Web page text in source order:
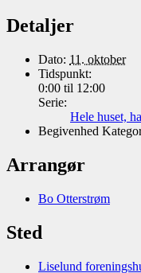
Detaljer
Dato: 11. oktober
Tidspunkt:
0:00 til 12:00
Serie:
Hele huset,
Begivenhed
Arrangør
Bo Otterstrøm
Sted
Liselund